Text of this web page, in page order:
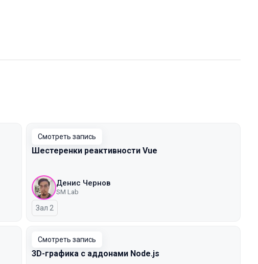
Смотреть запись
Шестеренки реактивности Vue
Денис Чернов
SM Lab
Зал 2
Смотреть запись
3D-графика с аддонами Node.js